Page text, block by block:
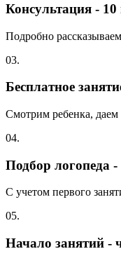
Консультация -
Подробно
03.
Бесплатное
Смотрим ребенка, даем
04.
Подбор логопеда
С учетом первого
05.
Начало занятий -